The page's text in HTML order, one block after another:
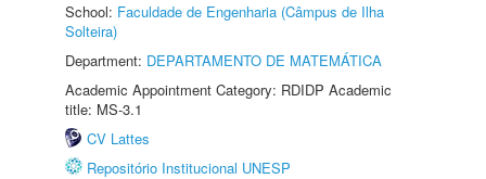
School: Faculdade de Engenharia (Câmpus de Ilha
Solteira)
Department: DEPARTAMENTO DE MATEMÁTICA
Academic Appointment Category: RDIDP Academic
title: MS-3.1
CV Lattes
Repositório Institucional UNESP